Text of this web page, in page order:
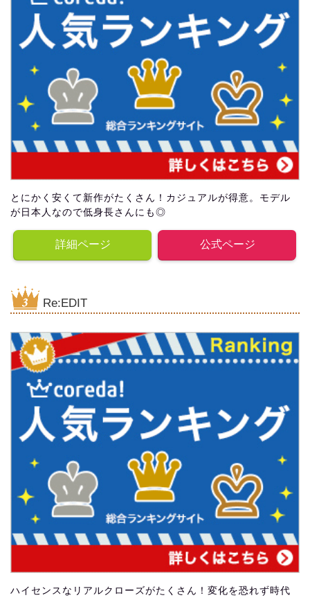
とにかく安くて新作がたくさん！カジュアルが得意。モデル
が日本人なので低身長さんにも◎
詳細ページ 公式ページ
Re:EDIT
ハイセンスなリアルクローズがたくさん！変化を恐れず時代